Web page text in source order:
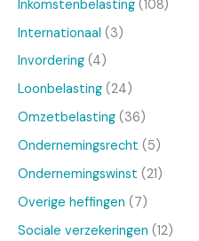
Inkomstenbelasting (108)
Internationaal (3)
Invordering (4)
Loonbelasting (24)
Omzetbelasting (36)
Ondernemingsrecht (5)
Ondernemingswinst (21)
Overige heffingen (7)
Sociale verzekeringen (12)